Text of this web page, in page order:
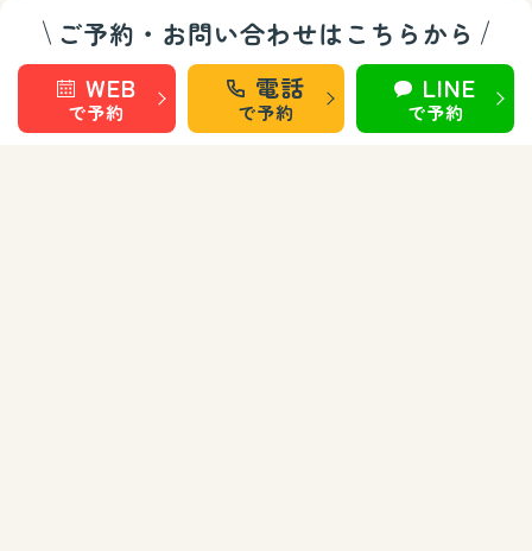
ご予約・お問い合わせはこちらから
WEB
で予約
電話
で予約
LINE
で予約